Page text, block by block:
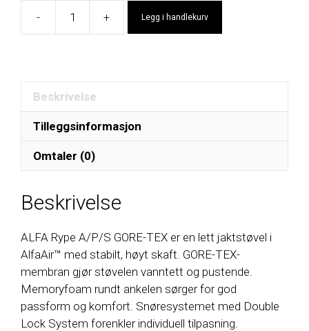
-
Alfa
+ Legg i handlekurv
Beskrivelse
Tilleggsinformasjon
Omtaler (0)
Beskrivelse
ALFA Rype A/P/S GORE-TEX er en lett jaktstøvel i
AlfaAir™ med stabilt, høyt skaft. GORE-TEX-
membran gjør støvelen vanntett og pustende.
Memoryfoam rundt ankelen sørger for god
passform og komfort. Snøresystemet med Double
Lock System forenkler individuell tilpasning.